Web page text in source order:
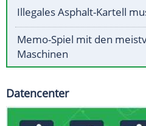
Illegales Asphalt-Kartell
Memo-Spiel mit den
Maschinen
Datencenter